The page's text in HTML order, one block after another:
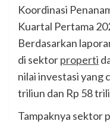
Koordinasi
Kuartal Pertama
Berdasarkan
di sektorproperti
nilai investasi yang
triliun dan Rp 58
Tampaknya sektor